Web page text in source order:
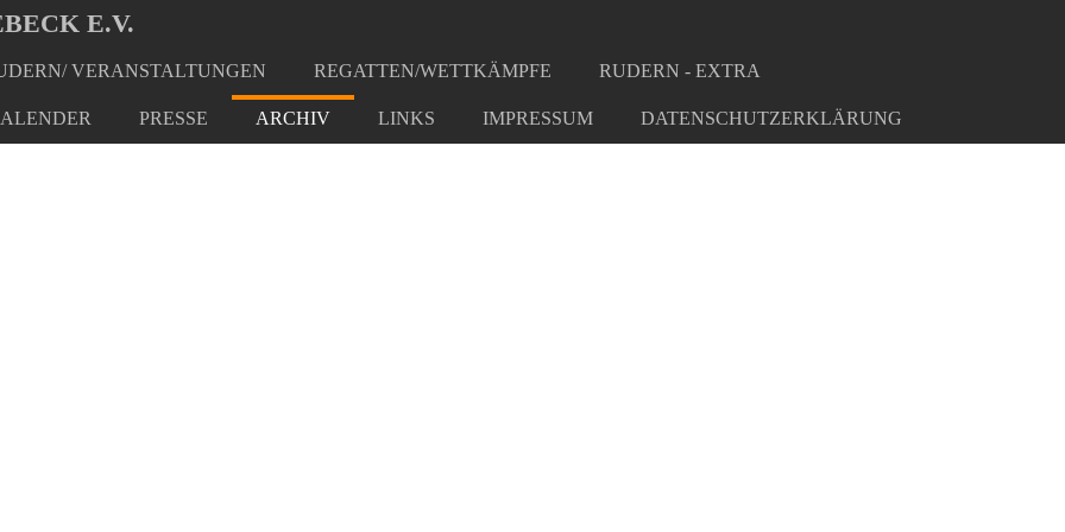
E.V.
VERANSTALTUNGEN REGATTEN/WETTKÄMPFE RUDERN - EXTRA
PRESSE ARCHIV LINKS IMPRESSUM DATENSCHUTZERKLÄRUNG